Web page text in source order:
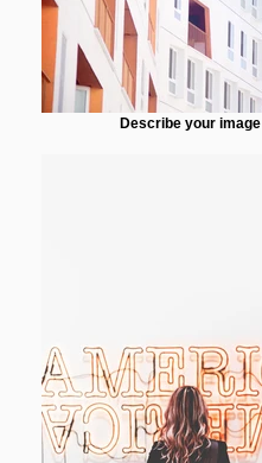
Describe your image